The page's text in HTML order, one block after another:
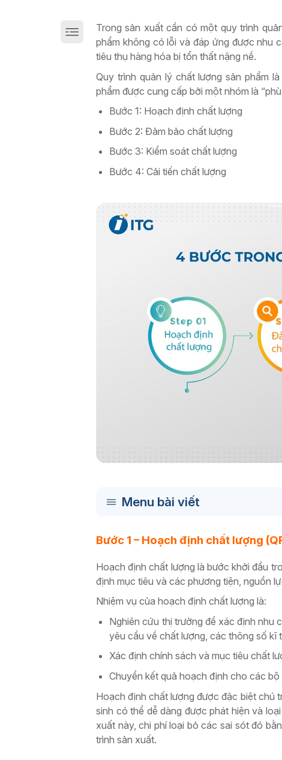
Trong sản xuất cần có một quy trình
phẩm không có lỗi và đáp ứng được nhu
tiêu thụ hàng hóa bị tổn thất nặng nề.
Quy trình quản lý chất lượng sản phẩm
phẩm được cung cấp bởi một nhóm là
Bước 1: Hoạch định chất lượng
Bước 2: Đảm bảo chất lượng
Bước 3: Kiểm soát chất lượng
Bước 4: Cải tiến chất lượng
Menu bài viết
Bước 1 – Hoạch định chất lượng
Hoạch định chất lượng là bước khởi đầu
định mục tiêu và các phương tiện, nguồn
Nhiệm vụ của hoạch định chất lượng là:
Nghiên cứu thị trường để xác định nhu
yêu cầu về chất lượng, các thông số kĩ
Xác định chính sách và mục tiêu chất
Chuyển kết quả hoạch định cho các bộ
Hoạch định chất lượng được đặc biệt chú
sinh có thể dễ dàng được phát hiện và
xuất này, chi phí loại bỏ các sai sót đó
trình sản xuất.